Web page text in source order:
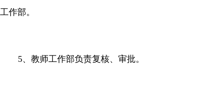
工作部。
5、教师工作部负责复核、审批。